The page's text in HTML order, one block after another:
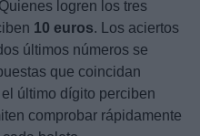
logren los tres
10 euros. Los aciertos
últimos números se
que coincidan
último dígito perciben
comprobar rápidamente